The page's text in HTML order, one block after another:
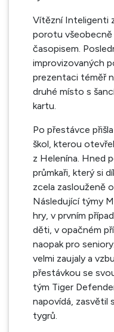
Vítězní Inteligenti
porotu všeobecně
časopisem.
improvizovaných
prezentaci téměř
druhé místo s
kartu.
Po přestávce
škol, kterou
z Helenína. Hned
průmkaři, který si
zcela zaslouženě
Následující týmy
hry, v prvním
děti, v opačném
naopak pro
velmi zaujaly a
přestávkou se
tým Tiger
napovídá, zasvětil
tygrů.